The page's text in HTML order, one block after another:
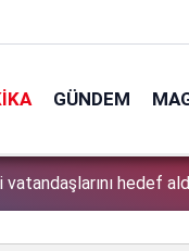
GÜNDEM
vatandaşlarını hedef